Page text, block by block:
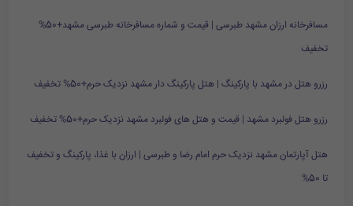
مسافرخانه ارزان مشهد طبرسی | قیمت و شماره مسافرخانه طبرسی مشهد+50%
تخفیف
رزرو هتل در مشهد با پارکینگ | هتل پارکینگ دار مشهد نزدیک حرم+50% تخفیف
رزرو هتل فولبرد مشهد | قیمت و هتل های فولبرد مشهد نزدیک حرم+50% تخفیف
هتل آپارتمان مشهد نزدیک حرم امام رضا و طبرسی | ارزان با غذا، پارکینگ و تخفیف
تا 50%